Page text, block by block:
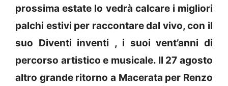
prossima estate lo vedrà calcare i migliori
palchi estivi per raccontare dal vivo, con il
suo Diventi inventi , i suoi vent’anni di
percorso artistico e musicale. Il 27 agosto
altro grande ritorno a Macerata per Renzo